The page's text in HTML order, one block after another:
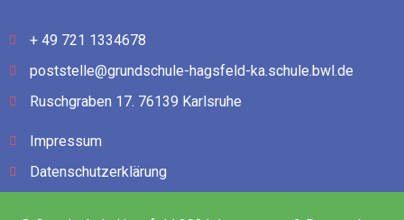
+ 49 721 1334678
poststelle@grundschule-hagsfeld-ka.schule.bwl.de
Ruschgraben 17. 76139 Karlsruhe
Impressum
Datenschutzerklärung